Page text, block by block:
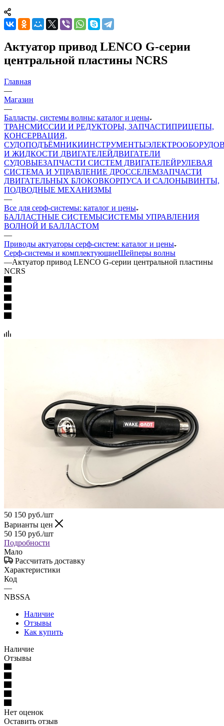
Актуатор привод LENCO G-серии
центральной пластины NCRS
Главная
—
Магазин
—
Балласты, системы волны: каталог и цены
ТРАНСМИССИИ И РЕДУКТОРЫ, ЗАПЧАСТИПРИЦЕПЫ,
КОНСЕРВАЦИЯ,
СУДОПОДЪЁМНИКИИНСТРУМЕНТЫ
И ЖИДКОСТИ ДВИГАТЕЛЕЙДВИГАТЕЛИ
СУДОВЫЕЗАПЧАСТИ СИСТЕМ ДВИГАТЕЛЕЙРУЛЕВАЯ
СИСТЕМА И УПРАВЛЕНИЕ ДРОССЕЛЕМЗАПЧАСТИ
ДВИГАТЕЛЬНЫХ БЛОКОВКОРПУСА И САЛОНЫВИНТЫ,
ПОДВОДНЫЕ МЕХАНИЗМЫ
—
Все для серф-системы: каталог и цены
БАЛЛАСТНЫЕ СИСТЕМЫСИСТЕМЫ УПРАВЛЕНИЯ
ВОЛНОЙ И БАЛЛАСТОМ
—
Приводы актуаторы серф-систем: каталог и цены
Серф-системы и комплектующиеШейперы волны
—Актуатор привод LENCO G-серии центральной пластины
NCRS
50 150 руб./шт
Варианты цен
50 150 руб./шт
Подробности
Мало
Рассчитать доставку
Характеристики
Код
—
NBSSA
Наличие
Отзывы
Как купить
Наличие
Отзывы
Нет оценок
Оставить отзыв